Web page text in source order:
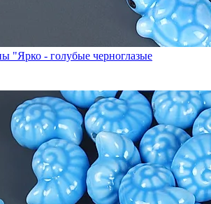
"Ярко - голубые черноглазые